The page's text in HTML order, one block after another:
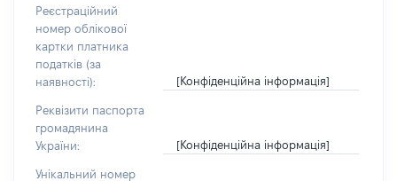
Реєстраційний
номер облікової
картки платника
податків (за
наявності):
[Конфіденційна інформація]
Реквізити паспорта
громадянина
України:
[Конфіденційна інформація]
Унікальний номер